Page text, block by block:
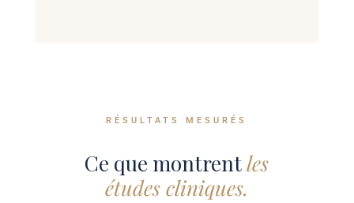
RÉSULTATS MESURÉS
Ce que montrentles
études cliniques.